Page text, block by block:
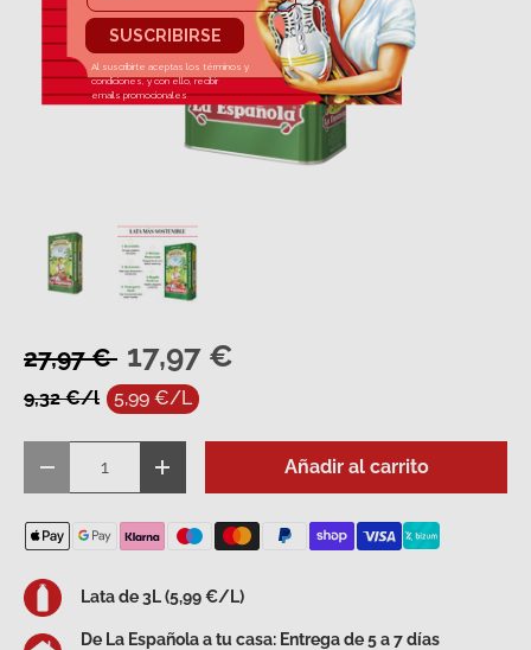
27,97 € 17,97 €
9,32 €/l 5,99 €/L
Disminuir cantidadAumentar la cantidadAñadir al carrito
Lata de 3L (5,99 €/L)
De La Española a tu casa: Entrega de 5 a 7 días